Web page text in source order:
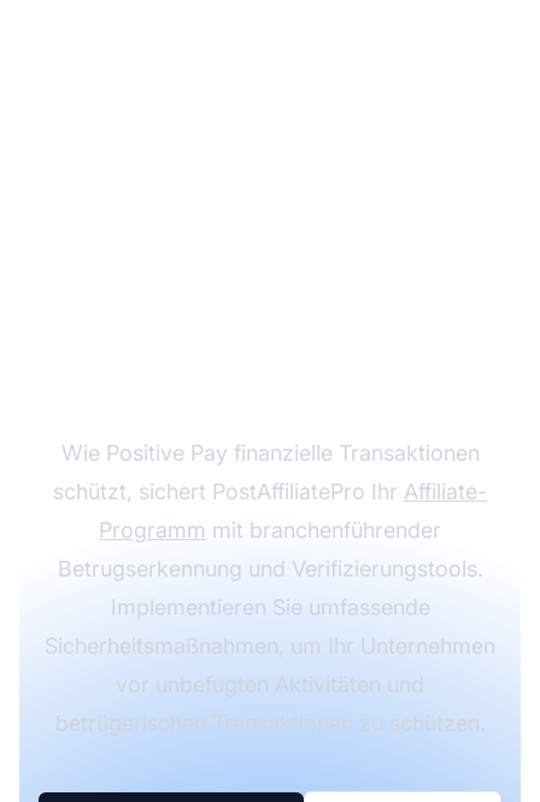
Wie Positive Pay finanzielle Transaktionen
schützt, sichert PostAffiliatePro Ihr Affiliate-
Programm mit branchenführender
Betrugserkennung und Verifizierungstools.
Implementieren Sie umfassende
Sicherheitsmaßnahmen, um Ihr Unternehmen
vor unbefugten Aktivitäten und
betrügerischen Transaktionen zu schützen.